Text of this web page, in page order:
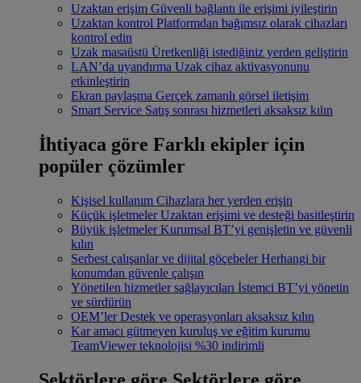
Uzaktan erişim Güvenli bağlantı ile erişimi iyileştirin
Uzaktan kontrol Platformdan bağımsız olarak cihazları
kontrol edin
Uzak masaüstü Üretkenliği istediğiniz yerden geliştirin
LAN’da uyandırma Uzak cihaz aktivasyonunu
etkinleştirin
Ekran paylaşma Gerçek zamanlı görsel iletişim
Smart Service Satış sonrası hizmetleri aksaksız kılın
İhtiyaca göre Farklı ekipler için
popüler çözümler
Kişisel kullanım Cihazlara her yerden erişin
Küçük işletmeler Uzaktan erişimi ve desteği basitleştirin
Büyük işletmeler Kurumsal BT’yi genişletin ve güvenli
kılın
Serbest çalışanlar ve dijital göçebeler Herhangi bir
konumdan güvenle çalışın
Yönetilen hizmetler sağlayıcıları İstemci BT’yi yönetin
ve sürdürün
OEM’ler Destek ve operasyonları aksaksız kılın
Kar amacı gütmeyen kuruluş ve eğitim kurumu
TeamViewer teknolojisi %30 indirimli